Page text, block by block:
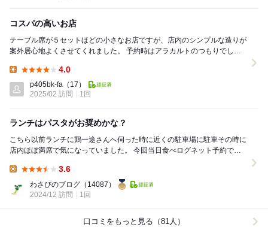
コスパの高いお店
テーブル席が５セットほどの小さなお店ですが、店内のシンプルな造りが
案外居心地よくさせてくれました。 予約時はアラカルトのつもりでした
4.0
p405bk-fa （17）
2025/02 訪問
1回
ランチはパスタがお奨めかな？
こちら以前ランチに鶏一途さんへ伺った時に近くの駐車場に駐車その時に
店内ほぼ満席で気になっていました。 今回当日食べログネット予約で伺
3.6
わさびのブログ （14087）
2024/12 訪問
1回
口コミをもっと見る（81人）